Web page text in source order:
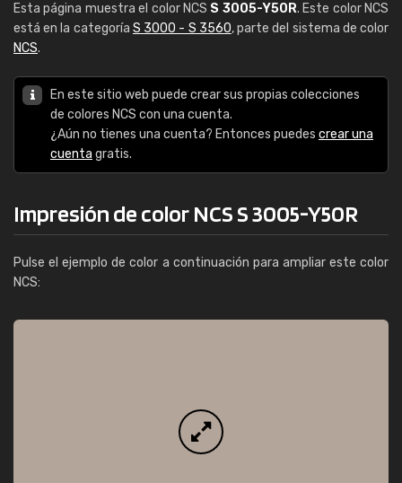
Esta página muestra el color NCS S 3005-Y50R. Este color NCS
está en la categoría S 3000 - S 3560, parte del sistema de color
NCS.
En este sitio web puede crear sus propias colecciones
de colores NCS con una cuenta.
¿Aún no tienes una cuenta? Entonces puedes crear una
cuenta gratis.
Impresión de color NCS S 3005-Y50R
Pulse el ejemplo de color a continuación para ampliar este color
NCS: